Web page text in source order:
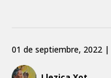
01 de septiembre, 2022 |